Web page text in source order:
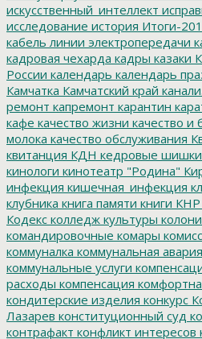
искусственный_интеллект
исследование история Итоги-
кабель линии электропередачи
кадровая чехарда кадры казаки
России календарь календарь
Камчатка Камчатский край
ремонт капремонт карантин
кафе качество жизни качество и
молока качество обслуживания
квитанция КДН кедровые шишки
кинологи кинотеатр "Родина"
инфекция кишечная_инфекция
клубника книга памяти книги КНР
Кодекс колледж культуры
командировочные комары
коммуналка коммунальная авария
коммунальные услуги
расходы компенсация
кондитерские изделия конкурс
Лазарев конституционный суд
контрафакт конфликт интересов